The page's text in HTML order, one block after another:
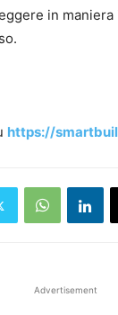
in maniera
https://
Advertisement